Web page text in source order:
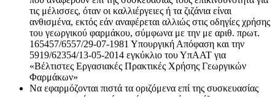
τις μέλισσες, όταν οι καλλιέργειες ή τα ζιζάνια είναι
ανθισμένα, εκτός εάν αναφέρεται αλλιώς στις οδηγίες χρήσης
του γεωργικού φαρμάκου, σύμφωνα με την με αριθ. πρωτ.
165457/6557/29-07-1981 Υπουργική Απόφαση και την
5919/62354/13-05-2014 εγκύκλιο του ΥπΑΑΤ για
«Βέλτιστες Εργασιακές Πρακτικές Χρήσης Γεωργικών
Φαρμάκων»
Να εφαρμόζονται πιστά τα οριζόμενα επί της συσκευασίας